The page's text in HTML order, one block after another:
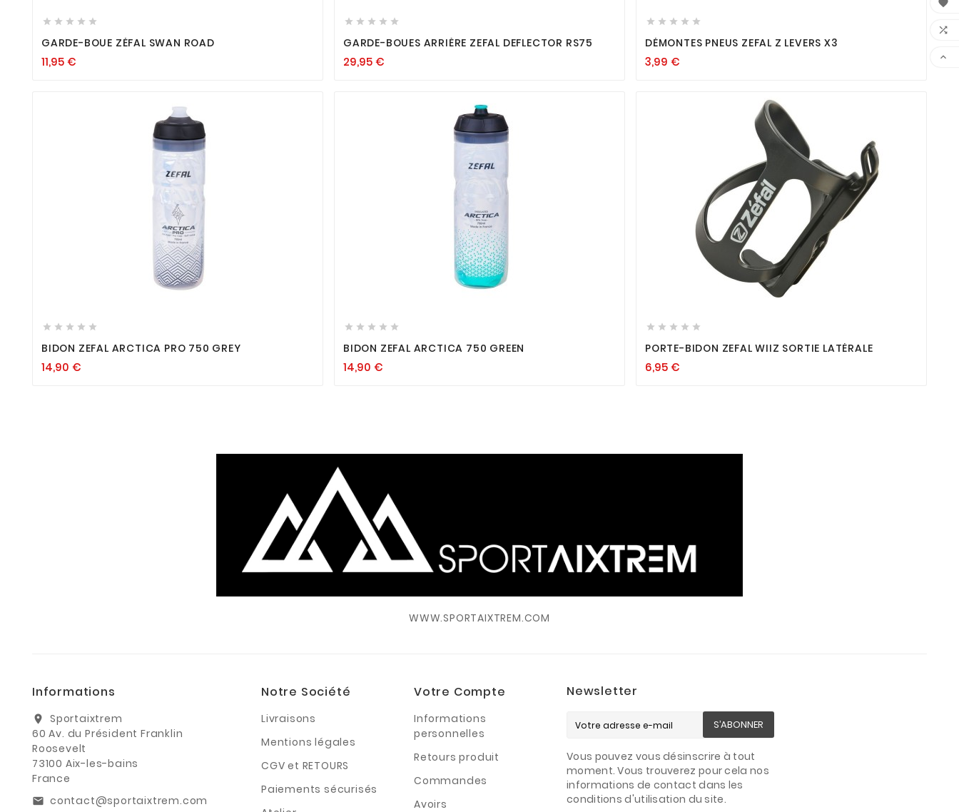
    
GARDE-BOUE ZÉFAL SWAN ROAD
11,95 €
    
GARDE-BOUES ARRIÈRE ZEFAL DEFLECTOR RS75
29,95 €
    
DÉMONTES PNEUS ZEFAL Z LEVERS X3
3,99 €
    
BIDON ZEFAL ARCTICA PRO 750 GREY
14,90 €
    
BIDON ZEFAL ARCTICA 750 GREEN
14,90 €

    
PORTE-BIDON ZEFAL WIIZ SORTIE LATÉRALE
6,95 €
WWW.SPORTAIXTREM.COM
Informations
location_on
Sportaixtrem
60 Av. du Président Franklin
Roosevelt
73100 Aix-les-bains
France
email contact@sportaixtrem.com
Notre Société
Livraisons
Mentions légales
CGV et RETOURS
Paiements sécurisés
Votre Compte
Informations
personnelles
Retours produit
Commandes
Avoirs
Newsletter
S’ABONNER
Vous pouvez vous désinscrire à tout
moment. Vous trouverez pour cela nos
informations de contact dans les
conditions d'utilisation du site.


